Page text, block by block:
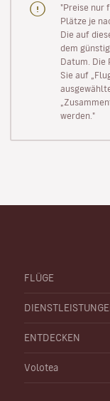
"Preise nur
Plätze je
Die auf
dem
Datum. Die
Sie auf
werden."
FLÜGE
ENTDECKEN
Volotea